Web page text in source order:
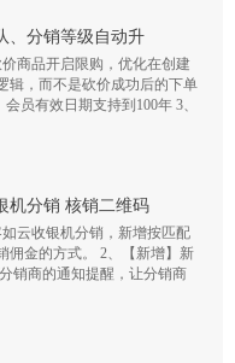
、分销等级自动升
商品开启限购，优化在创建
辑，而不是砍价成功后的下单
员有效日期支持到100年 3、
机分销 核销二维码
云收银机分销，新增按匹配
佣金的方式。 2、【新增】新
销商的通知提醒，让分销商